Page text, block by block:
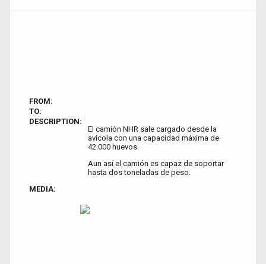
FROM:
TO:
DESCRIPTION:
El camión NHR sale cargado desde la
avícola con una capacidad máxima de
42.000 huevos.
Aun así el camión es capaz de soportar
hasta dos toneladas de peso.
MEDIA: